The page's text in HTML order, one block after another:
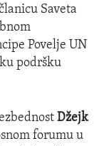
Saveta
Povelje UN
podršku
Džejk
forumu u